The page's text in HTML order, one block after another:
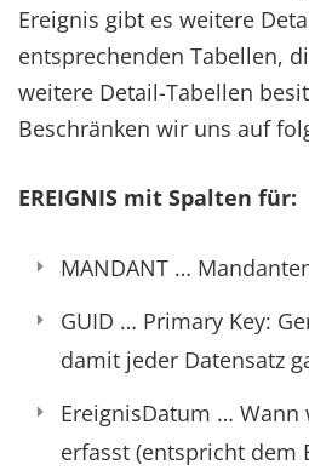
Ereignis gibt es weitere
entsprechenden Tabellen,
weitere Detail-Tabellen
Beschränken wir uns auf
EREIGNIS mit Spalten für:
MANDANT …
GUID … Primary Key:
damit jeder Datensatz
EreignisDatum … Wann
erfasst (entspricht dem